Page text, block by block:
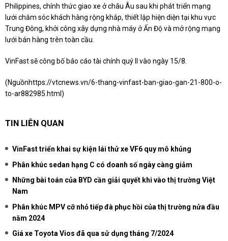
Philippines, chính thức giao xe ở châu Âu sau khi phát triển mạng
lưới chăm sóc khách hàng rộng khắp, thiết lập hiện diện tại khu vực
Trung Đông, khởi công xây dựng nhà máy ở Ấn Độ và mở rộng mạng
lưới bán hàng trên toàn cầu.
VinFast sẽ công bố báo cáo tài chính quý II vào ngày 15/8.
(Nguồnhttps://vtcnews.vn/6-thang-vinfast-ban-giao-gan-21-800-o-
to-ar882985.html )
TIN LIÊN QUAN
VinFast triển khai sự kiện lái thử xe VF6 quy mô khủng
Phân khúc sedan hạng C có doanh số ngày càng giảm
Những bài toán của BYD cần giải quyết khi vào thị trường Việt
Nam
Phân khúc MPV cỡ nhỏ tiếp đà phục hồi của thị trường nửa đầu
năm 2024
Giá xe Toyota Vios đã qua sử dụng tháng 7/2024